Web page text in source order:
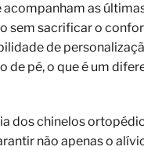
as
sem sacrificar o
de
de pé, o que é um
dos chinelos
não apenas o